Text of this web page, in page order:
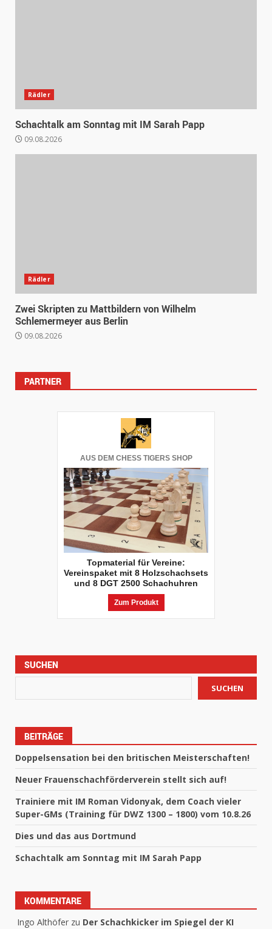
Rädler
Schachtalk am Sonntag mit IM Sarah Papp
09.08.2026
Rädler
Zwei Skripten zu Mattbildern von Wilhelm
Schlemermeyer aus Berlin
09.08.2026
PARTNER
AUS DEM CHESS TIGERS SHOP
Topmaterial für Vereine:
Vereinspaket mit 8 Holzschachsets
und 8 DGT 2500 Schachuhren
Zum Produkt
SUCHEN
SUCHEN
BEITRÄGE
Doppelsensation bei den britischen Meisterschaften!
Neuer Frauenschachförderverein stellt sich auf!
Trainiere mit IM Roman Vidonyak, dem Coach vieler
Super-GMs (Training für DWZ 1300 – 1800) vom 10.8.26
Dies und das aus Dortmund
Schachtalk am Sonntag mit IM Sarah Papp
KOMMENTARE
Ingo Althöfer zu Der Schachkicker im Spiegel der KI